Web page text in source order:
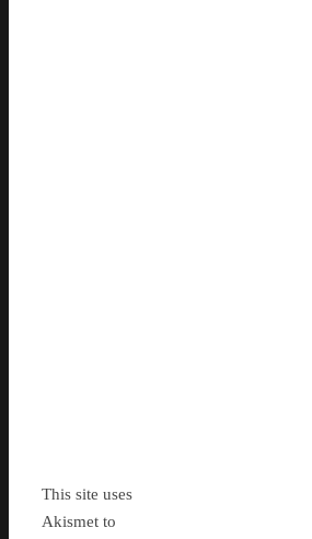
This site uses
Akismet to